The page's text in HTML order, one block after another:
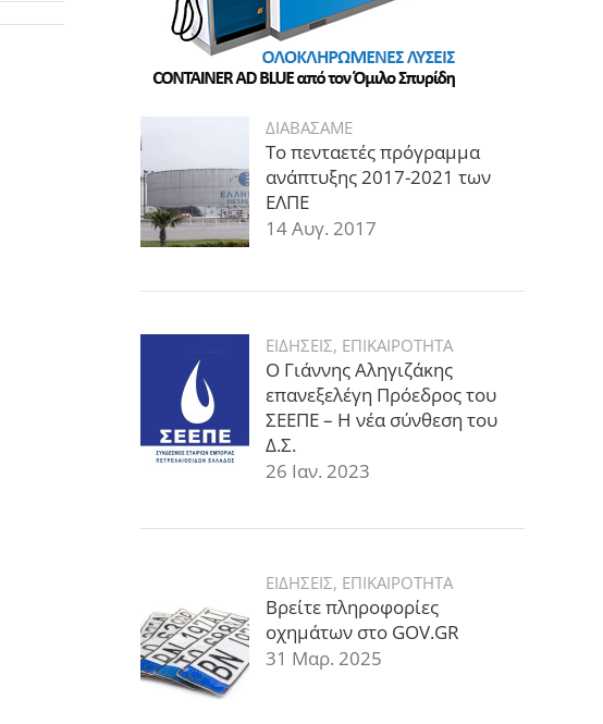
ΔΙΑΒΑΣΑΜΕ
Το πενταετές πρόγραμμα
ανάπτυξης 2017-2021 των
ΕΛΠΕ
14 Αυγ. 2017
ΕΙΔΗΣΕΙΣ, ΕΠΙΚΑΙΡΟΤΗΤΑ
Ο Γιάννης Αληγιζάκης
επανεξελέγη Πρόεδρος του
ΣΕΕΠΕ – Η νέα σύνθεση του
Δ.Σ.
26 Ιαν. 2023
ΕΙΔΗΣΕΙΣ, ΕΠΙΚΑΙΡΟΤΗΤΑ
Βρείτε πληροφορίες
οχημάτων στο GOV.GR
31 Μαρ. 2025